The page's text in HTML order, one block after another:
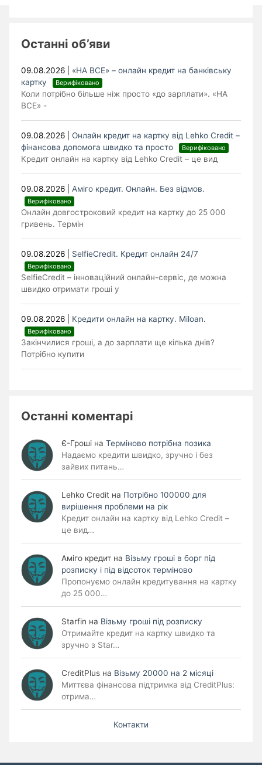
Останні об’яви
09.08.2026
«НА ВСЕ» – онлайн кредит на банківську
картку
Верифіковано
Коли потрібно більше ніж просто «до зарплати». «НА
ВСЕ» -
09.08.2026 |Онлайн кредит на картку від Lehko Сredit –
фінансова допомога швидко та просто
Верифіковано
Кредит онлайн на картку від Lehko Credit – це вид
09.08.2026 Аміго кредит. Онлайн. Без відмов.
Верифіковано
Онлайн довгостроковий кредит на картку до 25 000
гривень. Термін
09.08.2026 SelfieCredit. Кредит онлайн 24/7
Верифіковано
SelfieCredit – інноваційний онлайн-сервіс, де можна
швидко отримати гроші у
09.08.2026 Кредити онлайн на картку. Miloan.
Верифіковано
Закінчилися гроші, а до зарплати ще кілька днів?
Потрібно купити
Останні коментарі
Є-Гроші на Терміново потрібна позика
Надаємо кредити швидко, зручно і без
зайвих питань…
Lehko Сredit на Потрібно 100000 для
вирішення проблеми на рік
Кредит онлайн на картку від Lehko Credit –
це вид…
Аміго кредит на Візьму гроші в борг під
розписку і під відсоток терміново
Пропонуємо онлайн кредитування на картку
до 25 000…
Starfin на Візьму гроші під розписку
Отримайте кредит на картку швидко та
зручно з Star…
CreditPlus на Візьму 20000 на 2 місяці
Миттєва фінансова підтримка від CreditPlus:
отрима…
Контакти